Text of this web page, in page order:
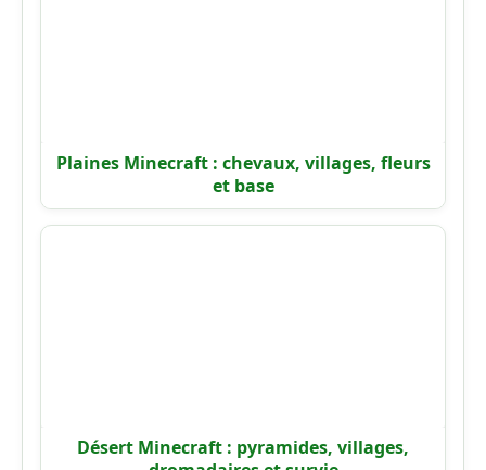
Plaines Minecraft : chevaux, villages, fleurs
et base
Désert Minecraft : pyramides, villages,